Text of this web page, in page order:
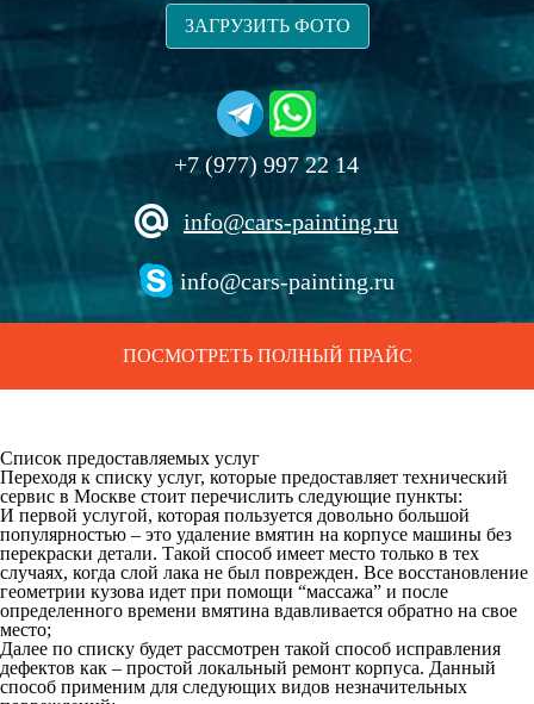
ЗАГРУЗИТЬ ФОТО
+7 (977) 997 22 14
info@cars-painting.ru
info@cars-painting.ru
ПОСМОТРЕТЬ ПОЛНЫЙ ПРАЙС
Список предоставляемых услуг
Переходя к списку услуг, которые предоставляет технический
сервис в Москве стоит перечислить следующие пункты:
И первой услугой, которая пользуется довольно большой
популярностью – это удаление вмятин на корпусе машины без
перекраски детали. Такой способ имеет место только в тех
случаях, когда слой лака не был поврежден. Все восстановление
геометрии кузова идет при помощи “массажа” и после
определенного времени вмятина вдавливается обратно на свое
место;
Далее по списку будет рассмотрен такой способ исправления
дефектов как – простой локальный ремонт корпуса. Данный
способ применим для следующих видов незначительных